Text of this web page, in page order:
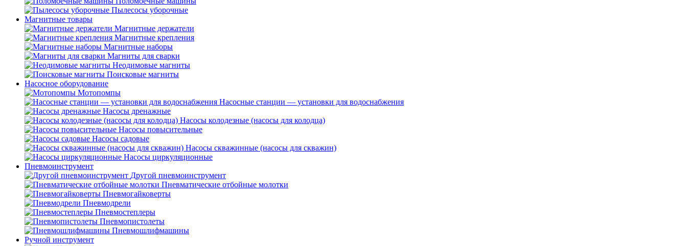
Пылесосы уборочные
Магнитные товары
Магнитные держатели
Магнитные крепления
Магнитные наборы
Магниты для сварки
Неодимовые магниты
Поисковые магниты
Насосное оборудование
Мотопомпы
Насосные станции — установки для водоснабжения
Насосы дренажные
Насосы колодезные (насосы для колодца)
Насосы повысительные
Насосы садовые
Насосы скважинные (насосы для скважин)
Насосы циркуляционные
Пневмоинструмент
Другой пневмоинструмент
Пневматические отбойные молотки
Пневмогайковерты
Пневмодрели
Пневмостеплеры
Пневмопистолеты
Пневмошлифмашины
Ручной инструмент